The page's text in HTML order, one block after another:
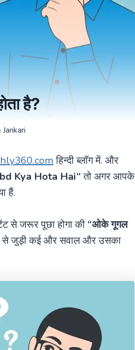
है?
Jankari
हिन्दी ब्लॉग में. और
Kya Hota Hai“तो अगर आपके
हैं.
से जरूर पूछा होगा की “ओके गूगल
जुड़ी कई और सवाल और उसका